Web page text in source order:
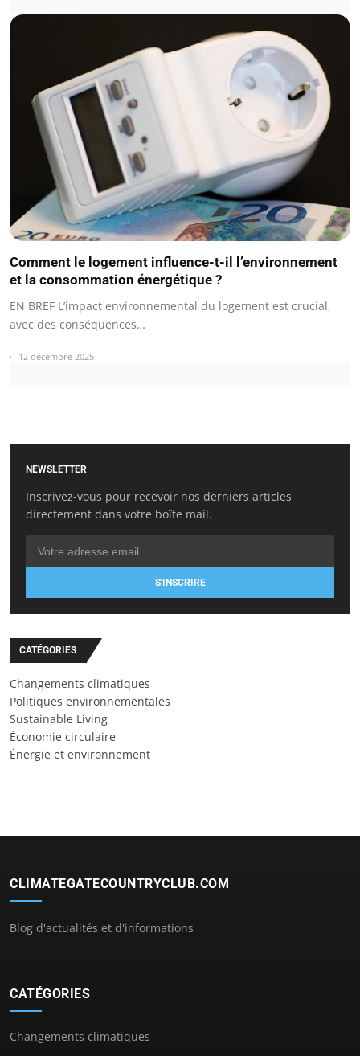
Comment le logement influence-t-il l’environnement
et la consommation énergétique ?
EN BREF L’impact environnemental du logement est crucial,
avec des conséquences…
12 décembre 2025
NEWSLETTER
Inscrivez-vous pour recevoir nos derniers articles
directement dans votre boîte mail.
S'INSCRIRE
CATÉGORIES
Changements climatiques
Politiques environnementales
Sustainable Living
Économie circulaire
Énergie et environnement
CLIMATEGATECOUNTRYCLUB.COM
Blog d'actualités et d'informations
CATÉGORIES
Changements climatiques